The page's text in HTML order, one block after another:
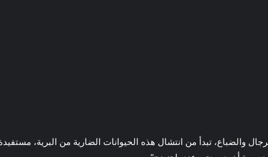
والضباع، تبدأ من انتشال هذه الحيوانات الضارية من البرية،